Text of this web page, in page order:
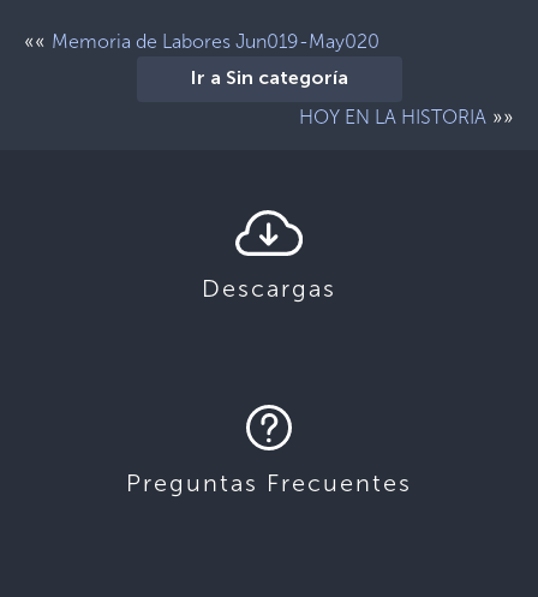
«« Memoria de Labores Jun019-May020
Ir a Sin categoría
HOY EN LA HISTORIA »»
Descargas
Preguntas Frecuentes